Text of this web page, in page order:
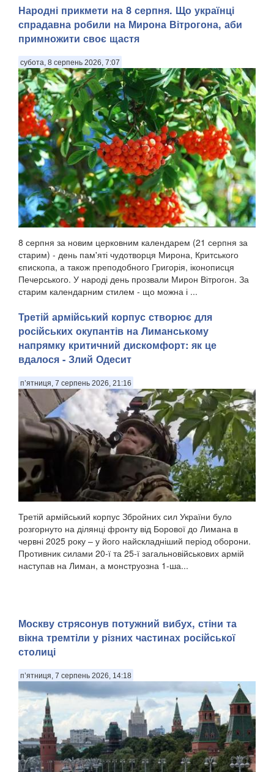
Народні прикмети на 8 серпня. Що українці
спрадавна робили на Мирона Вітрогона, аби
примножити своє щастя
субота, 8 серпень 2026, 7:07
8 серпня за новим церковним календарем (21 серпня за
старим) - день пам'яті чудотворця Мирона, Критського
єпископа, а також преподобного Григорія, іконописця
Печерського. У народі день прозвали Мирон Вітрогон. За
старим календарним стилем - що можна і ...
Третій армійський корпус створює для
російських окупантів на Лиманському
напрямку критичний дискомфорт: як це
вдалося - Злий Одесит
п’ятниця, 7 серпень 2026, 21:16
Третій армійський корпус Збройних сил України було
розгорнуто на ділянці фронту від Борової до Лимана в
червні 2025 року – у його найскладніший період оборони.
Противник силами 20-ї та 25-ї загальновійськових армій
наступав на Лиман, а монструозна 1-ша...
Москву стрясонув потужний вибух, стіни та
вікна тремтіли у різних частинах російської
столиці
п’ятниця, 7 серпень 2026, 14:18